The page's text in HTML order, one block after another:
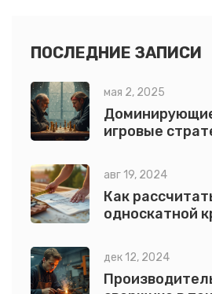
ПОСЛЕДНИЕ ЗАПИСИ
мая 2, 2025
игровые
авг 19, 2024
Как
односкатной
дек 12, 2024